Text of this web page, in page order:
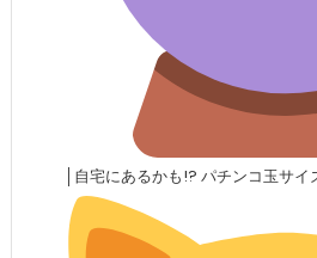
│自宅にあるかも!? パチンコ玉サ